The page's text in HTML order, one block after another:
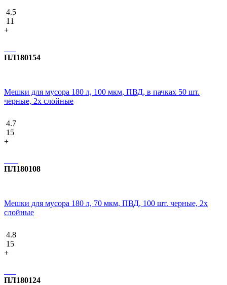
4.5
11
+
ПЛ180154
Мешки для мусора 180 л, 100 мкм, ПВД, в пачках 50 шт.
черные, 2х слойные
4.7
15
+
ПЛ180108
Мешки для мусора 180 л, 70 мкм, ПВД, 100 шт. черные, 2х
слойные
4.8
15
+
ПЛ180124